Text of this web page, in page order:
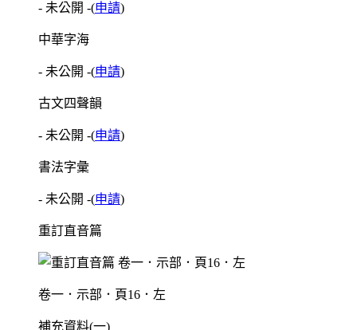
- 未公開 -(申請)
中華字海
- 未公開 -(申請)
古文四聲韻
- 未公開 -(申請)
書法字彙
- 未公開 -(申請)
重訂直音篇
卷一．示部．頁16．左
補充資料(一)